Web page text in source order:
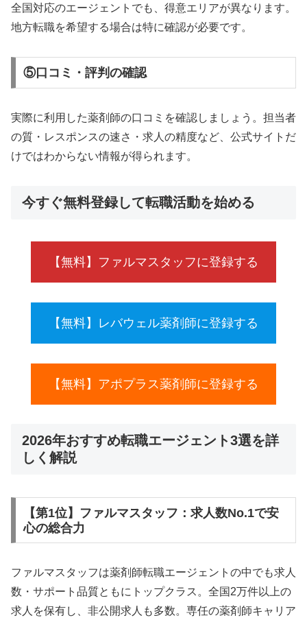
全国対応のエージェントでも、得意エリアが異なります。
地方転職を希望する場合は特に確認が必要です。
⑤口コミ・評判の確認
実際に利用した薬剤師の口コミを確認しましょう。担当者
の質・レスポンスの速さ・求人の精度など、公式サイトだ
けではわからない情報が得られます。
今すぐ無料登録して転職活動を始める
【無料】ファルマスタッフに登録する
【無料】レバウェル薬剤師に登録する
【無料】アポプラス薬剤師に登録する
2026年おすすめ転職エージェント3選を詳
しく解説
【第1位】ファルマスタッフ：求人数No.1で安
心の総合力
ファルマスタッフは薬剤師転職エージェントの中でも求人
数・サポート品質ともにトップクラス。全国2万件以上の
求人を保有し、非公開求人も多数。専任の薬剤師キャリア